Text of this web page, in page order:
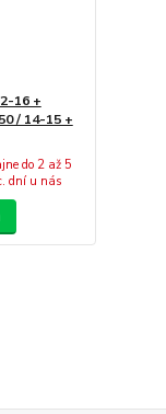
16 +
/ 14-15 +
do 2 až 5
dní u nás